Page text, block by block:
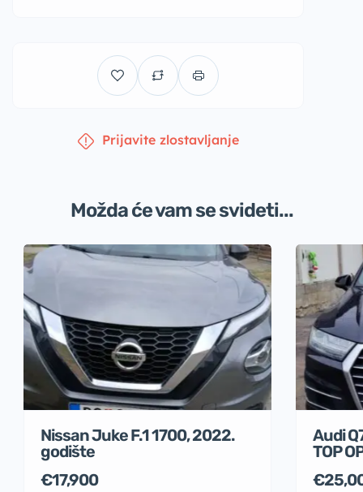
Prijavite zlostavljanje
Možda će vam se svideti...
Nissan Juke F.1 1700, 2022.
godište
€17,900
Audi
TOP